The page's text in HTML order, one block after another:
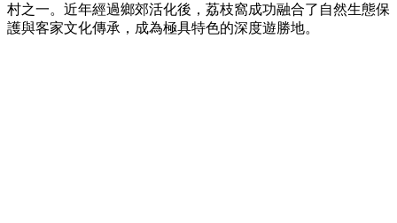
村之一。近年經過鄉郊活化後，荔枝窩成功融合了自然生態保
護與客家文化傳承，成為極具特色的深度遊勝地。